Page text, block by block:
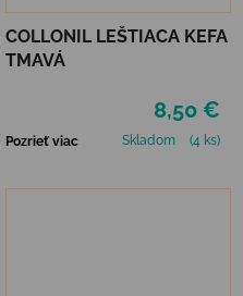
COLLONIL LEŠTIACA KEFA
TMAVÁ
8,50 €
Pozrieť viac Skladom (4 ks)